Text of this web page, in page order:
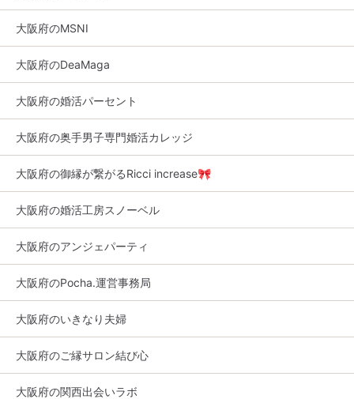
大阪府のMSNI
大阪府のDeaMaga
大阪府の婚活パーセント
大阪府の奥手男子専門婚活カレッジ
大阪府の御縁が繋がるRicci increase🎀
大阪府の婚活工房スノーベル
大阪府のアンジェパーティ
大阪府のPocha.運営事務局
大阪府のいきなり夫婦
大阪府のご縁サロン結び心
大阪府の関西出会いラボ